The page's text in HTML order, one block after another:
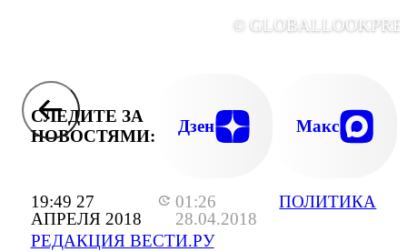
19:49 27
АПРЕЛЯ 2018
01:26
28.04.2018
РЕДАКЦИЯ ВЕСТИ.РУ
ПОЛИТИКА
©
СЛЕДИТЕ ЗА
НОВОСТЯМИ:
Дзен Макс